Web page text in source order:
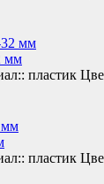
при монтаже
быть метр.
конус,
по центру.
соблюсти
мм
пластик
пластик